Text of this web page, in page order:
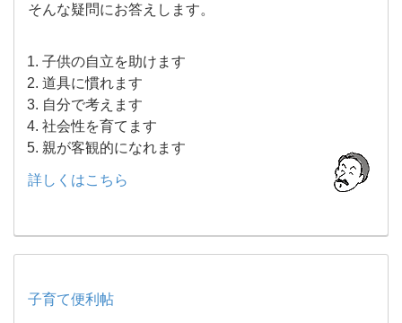
そんな疑問にお答えします。
子供の自立を助けます
道具に慣れます
自分で考えます
社会性を育てます
親が客観的になれます
詳しくはこちら
子育て便利帖